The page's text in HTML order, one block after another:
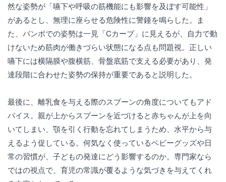
然な姿勢が「嚥下や呼吸の筋機能にも影響を及ぼす可能性」
があるとし、無理に座らせる危険性に警鐘を鳴らした。ま
た、バンボでの姿勢は一見「Cカーブ」に見えるが、自力で動
けないため筋肉が働きづらい状態になる点も問題視。正しい
嚥下には横隔膜や腹横筋、骨盤底筋で支える必要があり、発
達段階に合わせた姿勢の保持が重要であると説明した。
最後に、離乳食を与える際のスプーンの角度についてもアド
バイス。親が上からスプーンを近づけると赤ちゃんが上を向
いてしまい、顎を引く行動を忘れてしまうため、水平から与
えるよう促している。何気なく使っているベビーグッズや日
常の習慣が、子どもの発達にどう影響するのか。専門家なら
ではの視点で、育児の常識が覆るような気づきを与えてくれ